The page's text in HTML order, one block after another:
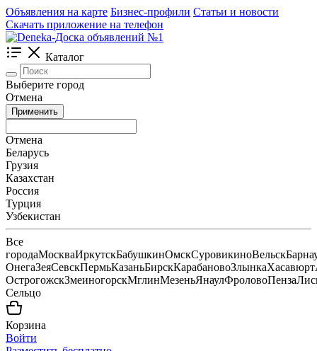
Объявления на карте Бизнес-профили Статьи и новости
Скачать приложение на телефон
Каталог
Выберите город
Отмена
Применить
Отмена
Беларусь
Грузия
Казахстан
Россия
Турция
Узбекистан
Все
городаМоскваИркутскБабушкинОмскСуровикиноВельск
ОнегаЗеяСевскПермьКазаньБирскКарабановоЗлынкаХасавюрт
ОстрогожскЗмеиногорскМглинМезеньЯнаулФроловоПенза
Сельцо
Корзина
Войти